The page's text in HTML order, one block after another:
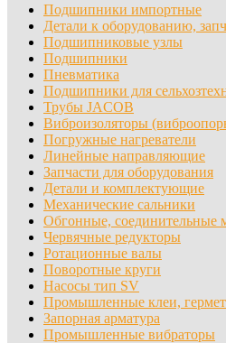
Подшипники импортные
Детали к оборудованию,
Подшипниковые узлы
Подшипники
Пневматика
Подшипники для
Трубы JACOB
Виброизоляторы
Погружные нагреватели
Линейные направляющие
Запчасти для оборудования
Детали и комплектующие
Механические сальники
Обгонные, соединительные
Червячные редукторы
Ротационные валы
Поворотные круги
Насосы тип SV
Промышленные клеи,
Запорная арматура
Промышленные вибраторы